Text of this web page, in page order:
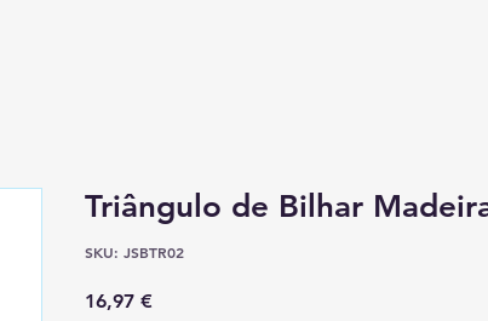
Triângulo de Bilhar
SKU: JSBTR02
16,97 €